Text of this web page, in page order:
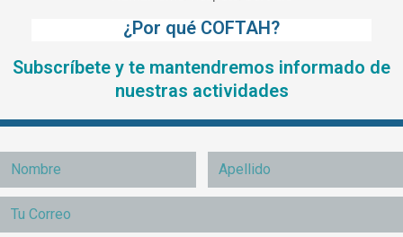
¿Por qué COFTAH?
Subscríbete y te mantendremos informado de
nuestras actividades